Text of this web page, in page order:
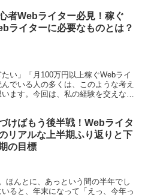
者Webライター必見！稼ぐ
ライターに必要なものとは？
い」「月100万円以上稼ぐWebライ
でいる人の多くは、このような考え
ます。今回は、私の経験を交えなが
けばもう後半戦！Webライタ
リアルな上半期ふり返りと下
の目標
ほんとに、あっという間の半年でし
ると、年末になって「えっ、今年っ